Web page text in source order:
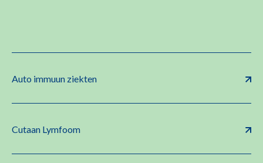
Auto immuun ziekten
Cutaan Lymfoom